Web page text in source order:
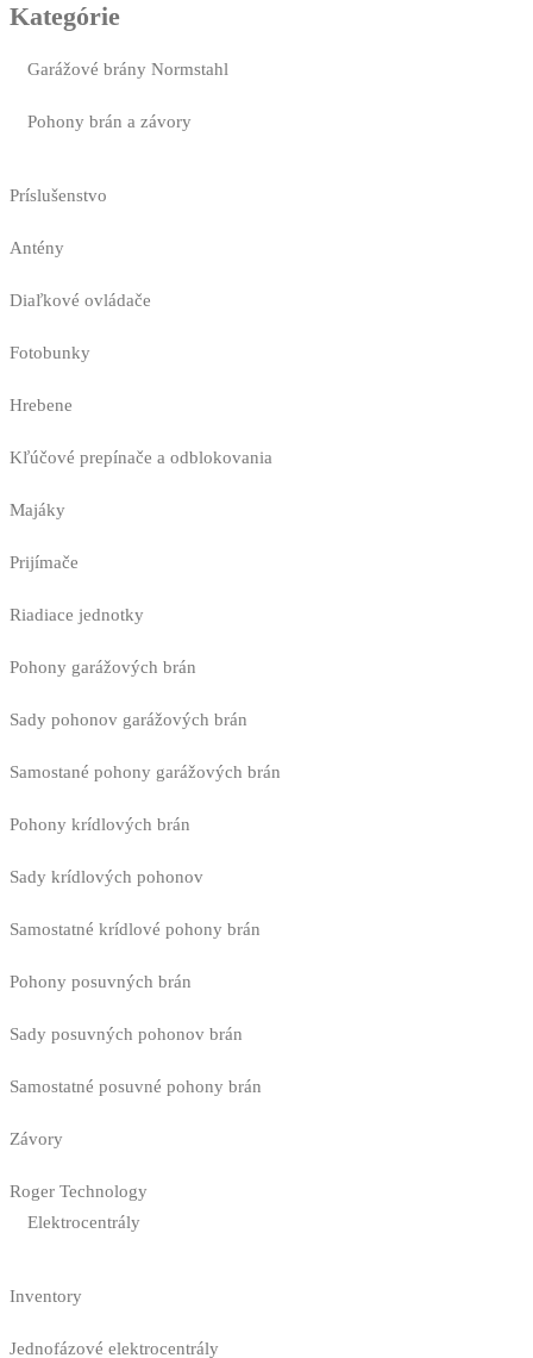
Kategórie
Garážové brány Normstahl
Pohony brán a závory
Príslušenstvo
Antény
Diaľkové ovládače
Fotobunky
Hrebene
Kľúčové prepínače a odblokovania
Majáky
Prijímače
Riadiace jednotky
Pohony garážových brán
Sady pohonov garážových brán
Samostané pohony garážových brán
Pohony krídlových brán
Sady krídlových pohonov
Samostatné krídlové pohony brán
Pohony posuvných brán
Sady posuvných pohonov brán
Samostatné posuvné pohony brán
Závory
Roger Technology
Elektrocentrály
Inventory
Jednofázové elektrocentrály